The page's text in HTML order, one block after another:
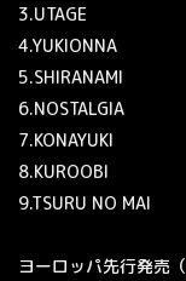
3.UTAGE
4.YUKIONNA
5.SHIRANAMI
6.NOSTALGIA
7.KONAYUKI
8.KUROOBI
9.TSURU NO MAI
ヨーロッパ先行発売（